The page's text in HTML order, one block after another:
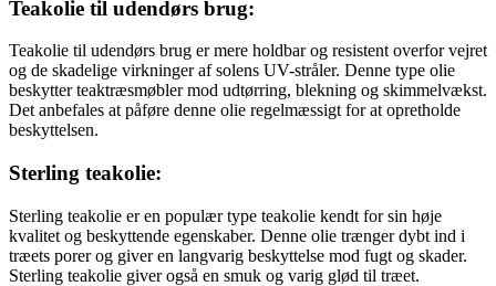
Teakolie til udendørs brug:
Teakolie til udendørs brug er mere holdbar og resistent overfor vejret
og de skadelige virkninger af solens UV-stråler. Denne type olie
beskytter teaktræsmøbler mod udtørring, blekning og skimmelvækst.
Det anbefales at påføre denne olie regelmæssigt for at opretholde
beskyttelsen.
Sterling teakolie:
Sterling teakolie er en populær type teakolie kendt for sin høje
kvalitet og beskyttende egenskaber. Denne olie trænger dybt ind i
træets porer og giver en langvarig beskyttelse mod fugt og skader.
Sterling teakolie giver også en smuk og varig glød til træet.